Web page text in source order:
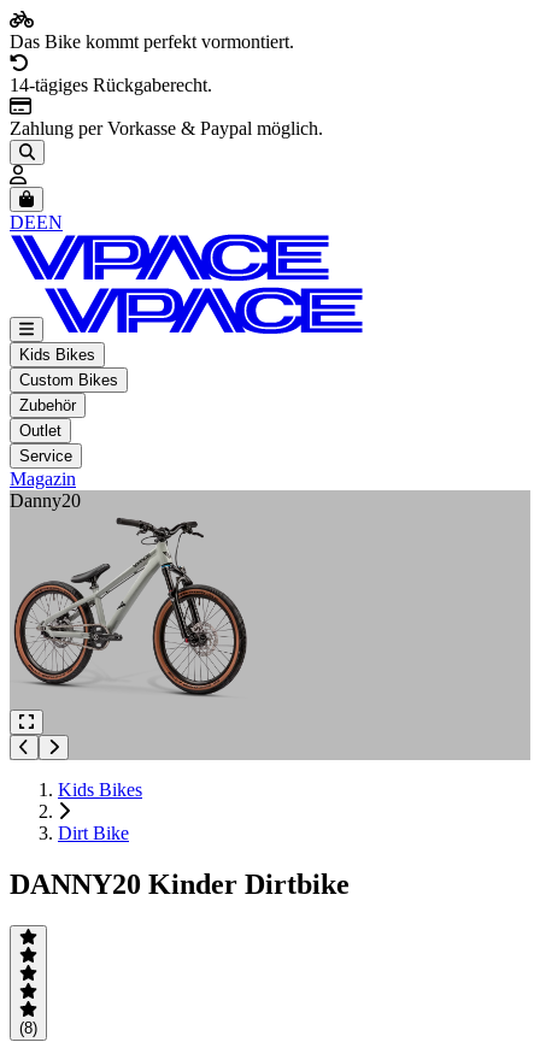
Das Bike kommt perfekt vormontiert.
14-tägiges Rückgaberecht.
Zahlung per Vorkasse & Paypal möglich.
Artikel im Warenkorb, Warenkorb anzeigen
DEEN
Kids Bikes
Custom Bikes
Zubehör
Outlet
Service
Magazin
Danny20
Kids Bikes
Dirt Bike
DANNY20 Kinder Dirtbike
(8)